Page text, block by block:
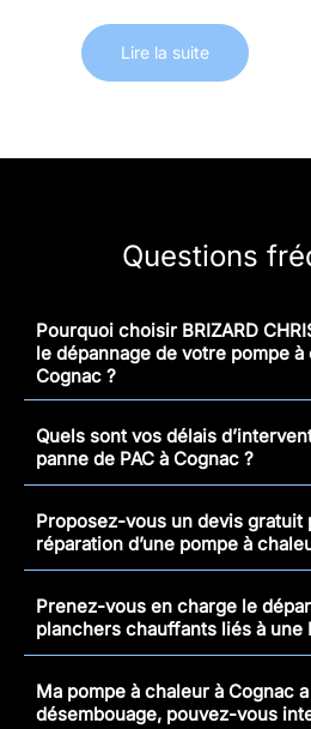
Lire la suite
Questions
Pourquoi choisir BRIZARD
le dépannage de votre pompe à
Cognac ?
Quels sont vos délais
panne de PAC à Cognac ?
Proposez-vous un devis gratuit
réparation d’une pompe à
Prenez-vous en charge le
planchers chauffants liés à une
Ma pompe à chaleur à Cognac
désembouage, pouvez-vous